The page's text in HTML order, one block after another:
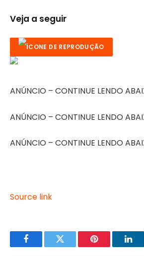
Veja a seguir
ANÚNCIO – CONTINUE LENDO
ANÚNCIO – CONTINUE LENDO
ANÚNCIO – CONTINUE LENDO
Source link
FacebookTwitter Pinterest